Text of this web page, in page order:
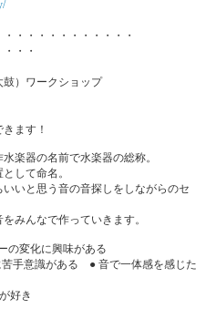
・・・・・・・・・・・
・・
）ワークショップ
ます！
楽器の名前で水楽器の総称。
して命名。
いいと思う音の音探しをしながらのセ
みんなで作っていきます。
の変化に興味がある
苦手意識がある ● 音で一体感を感じた
好き